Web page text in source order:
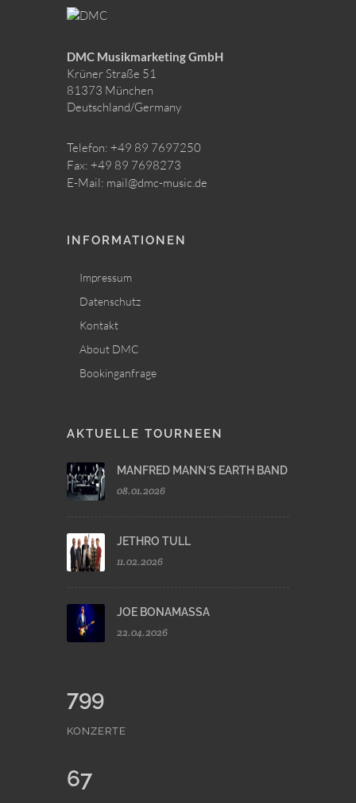
DMC Musikmarketing GmbH
Krüner Straße 51
81373 München
Deutschland/Germany
Telefon: +49 89 7697250
Fax: +49 89 7698273
E-Mail: mail@dmc-music.de
INFORMATIONEN
Impressum
Datenschutz
Kontakt
About DMC
Bookinganfrage
AKTUELLE TOURNEEN
MANFRED MANN´S EARTH BAND
08.01.2026
JETHRO TULL
11.02.2026
JOE BONAMASSA
22.04.2026
799
KONZERTE
67